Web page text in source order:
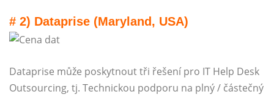
# 2) Dataprise (Maryland, USA)
Dataprise může poskytnout tři řešení pro IT Help Desk
Outsourcing, tj. Technickou podporu na plný / částečný